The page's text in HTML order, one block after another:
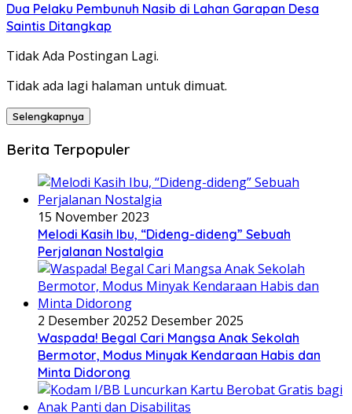
Dua Pelaku Pembunuh Nasib di Lahan Garapan Desa
Saintis Ditangkap
Tidak Ada Postingan Lagi.
Tidak ada lagi halaman untuk dimuat.
Selengkapnya
Berita Terpopuler
15 November 2023
Melodi Kasih Ibu, “Dideng-dideng” Sebuah
Perjalanan Nostalgia
2 Desember 20252 Desember 2025
Waspada! Begal Cari Mangsa Anak Sekolah
Bermotor, Modus Minyak Kendaraan Habis dan
Minta Didorong